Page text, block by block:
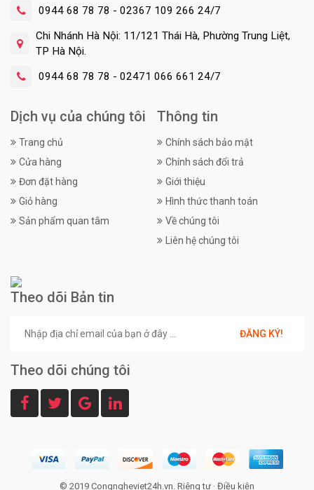
0944 68 78 78 - 02367 109 266 24/7
Chi Nhánh Hà Nội: 11/121 Thái Hà, Phường Trung Liệt,
TP Hà Nội.
0944 68 78 78 - 02471 066 661 24/7
Dịch vụ của chúng tôi
Trang chủ
Cửa hàng
Đơn đặt hàng
Giỏ hàng
Sản phẩm quan tâm
Thông tin
Chính sách bảo mật
Chính sách đổi trả
Giới thiệu
Hình thức thanh toán
Về chúng tôi
Liên hệ chúng tôi
Theo dõi Bản tin
ĐĂNG KÝ!
Theo dõi chúng tôi
© 2019 Congngheviet24h.vn. Riêng tư · Điều kiện